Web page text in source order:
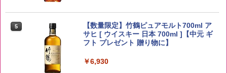
野沢農産 無洗米 青い流るる コシヒカリ
5kg 長野県産 令和7年産
￥3,980
5
【数量限定】竹鶴ピュアモルト700ml ア
サヒ [ ウイスキー 日本 700ml ]【中元 ギ
フト プレゼント 贈り物に】
￥6,930